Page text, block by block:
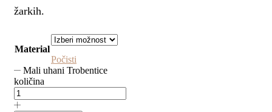
žarkih.
Material
Počisti
Mali uhani Trobentice
količina